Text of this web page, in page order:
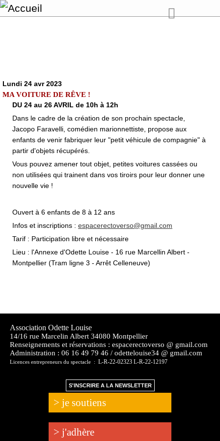
Lundi 24 avr 2023
MA VOITURE DE RÊVE !
DU 24 au 26 AVRIL de 10h à 12h
Dans le cadre de la création de son prochain spectacle,
Jacopo Faravelli, comédien marionnettiste, propose aux
enfants de venir fabriquer leur "petit véhicule de compagnie" à
partir d'objets récupérés.
Vous pouvez amener tout objet, petites voitures cassées ou
non utilisées qui trainent dans vos tiroirs pour leur donner une
nouvelle vie !
Ouvert à 6 enfants de 8 à 12 ans
Infos et inscriptions : espacerectoverso@gmail.com
Tarif : Participation libre et nécessaire
Lieu : l'Annexe d'Odette Louise - 16 rue Marcellin Albert -
Montpellier (Tram ligne 3 - Arrêt Celleneuve)
Association Odette Louise
14/16 rue Marcelin Albert 34080 Montpellier
Renseignements et réservations : espacerectoverso @ gmail.com
Administration : 06 16 49 79 46 / odettelouise34 @ gmail.com
Licences entrepreneurs du spectacle : L-R-22-02323 L-R-22-12197
S'INSCRIRE A LA NEWSLETTER
> je soutiens
> j'adhère